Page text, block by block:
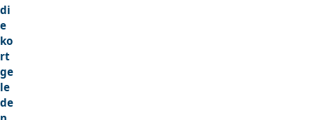
di
e
ko
rt
ge
le
de